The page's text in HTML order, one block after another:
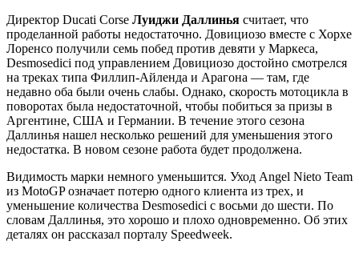
Директор Ducati Corse Луиджи Даллинья считает, что
проделанной работы недостаточно. Довициозо вместе с Хорхе
Лоренсо получили семь побед против девяти у Маркеса,
Desmosedici под управлением Довициозо достойно смотрелся
на треках типа Филлип-Айленда и Арагона — там, где
недавно оба были очень слабы. Однако, скорость мотоцикла в
поворотах была недостаточной, чтобы побиться за призы в
Аргентине, США и Германии. В течение этого сезона
Даллинья нашел несколько решений для уменьшения этого
недостатка. В новом сезоне работа будет продолжена.
Видимость марки немного уменьшится. Уход Angel Nieto Team
из MotoGP означает потерю одного клиента из трех, и
уменьшение количества Desmosedici с восьми до шести. По
словам Даллинья, это хорошо и плохо одновременно. Об этих
деталях он рассказал порталу Speedweek.